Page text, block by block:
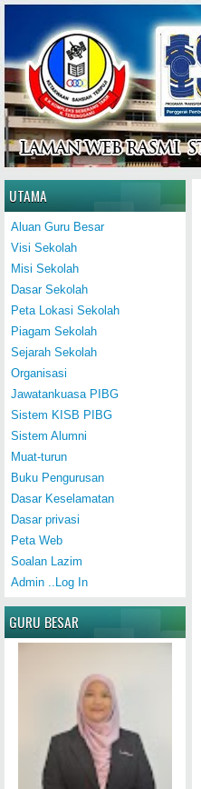
Home
UTAMA
Aluan Guru Besar
Visi Sekolah
Misi Sekolah
Dasar Sekolah
Peta Lokasi Sekolah
Piagam Sekolah
Sejarah Sekolah
Organisasi
Jawatankuasa PIBG
Sistem KISB PIBG
Sistem Alumni
Muat-turun
Buku Pengurusan
Dasar Keselamatan
Dasar privasi
Peta Web
Soalan Lazim
Admin ..Log In
GURU BESAR